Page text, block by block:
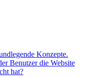
Konzepte.
Benutzer die Website
hat?